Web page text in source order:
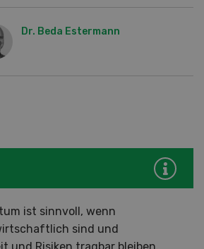
Dr. Beda Estermann
ist sinnvoll, wenn
sind und